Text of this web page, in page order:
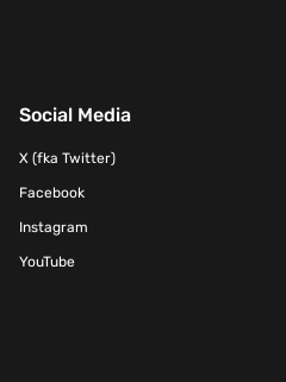
Social Media
X (fka Twitter)
Facebook
Instagram
YouTube